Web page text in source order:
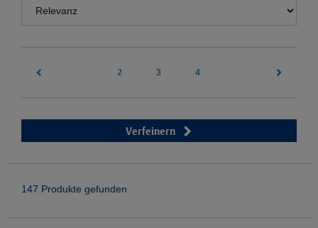
2 3 4
Verfeinern
147 Produkte gefunden